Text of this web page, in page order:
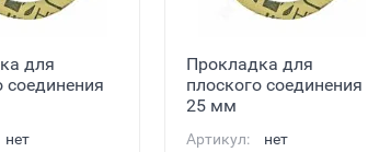
для
соединения
нет
Прокладка для
плоского соединения
25 мм
Артикул: нет